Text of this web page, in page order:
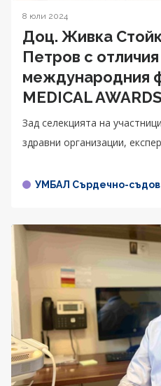
8 юли 2024
Доц. Живка
Петров с
международния
MEDICAL
Зад селекцията на
здравни организации,
УМБАЛ Сърдечно-